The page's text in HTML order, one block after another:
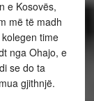
e Kosovës,
më të madh
time
nga Ohajo, e
se do ta
gjithnjë.